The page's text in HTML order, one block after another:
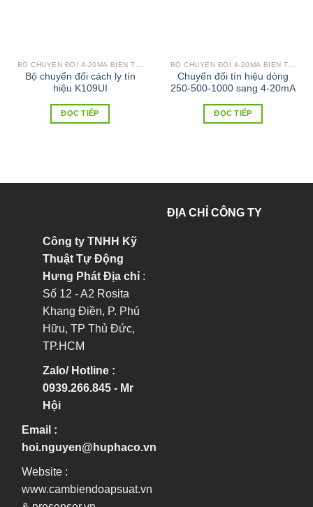
Bộ chuyển đổi cách ly tín
hiệu K109UI
ĐỌC TIẾP
Chuyển đổi tín hiệu dòng
250-500-1000 sang 4-20mA
ĐỌC TIẾP
Công ty TNHH Kỹ
Thuật Tự Động
Hưng Phát Địa chỉ :
Số 12 - A2 Rosita
Khang Điền, P. Phú
Hữu, TP Thủ Đức,
TP.HCM
Zalo/ Hotline :
0939.266.845 - Mr
Hội
Email :
hoi.nguyen@huphaco.vn
Website :
www.cambiendoapsuat.vn
ĐỊA CHỈ CÔNG TY